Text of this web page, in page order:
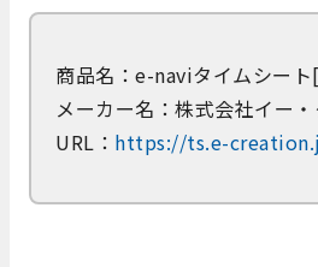
商品名：e-naviタイムシー
メーカー名：株式会社イー
URL： https://ts.e-